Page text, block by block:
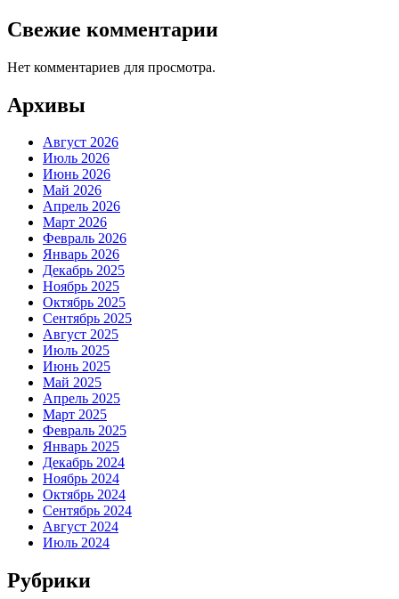
Свежие комментарии
Нет комментариев для просмотра.
Архивы
Август 2026
Июль 2026
Июнь 2026
Май 2026
Апрель 2026
Март 2026
Февраль 2026
Январь 2026
Декабрь 2025
Ноябрь 2025
Октябрь 2025
Сентябрь 2025
Август 2025
Июль 2025
Июнь 2025
Май 2025
Апрель 2025
Март 2025
Февраль 2025
Январь 2025
Декабрь 2024
Ноябрь 2024
Октябрь 2024
Сентябрь 2024
Август 2024
Июль 2024
Рубрики